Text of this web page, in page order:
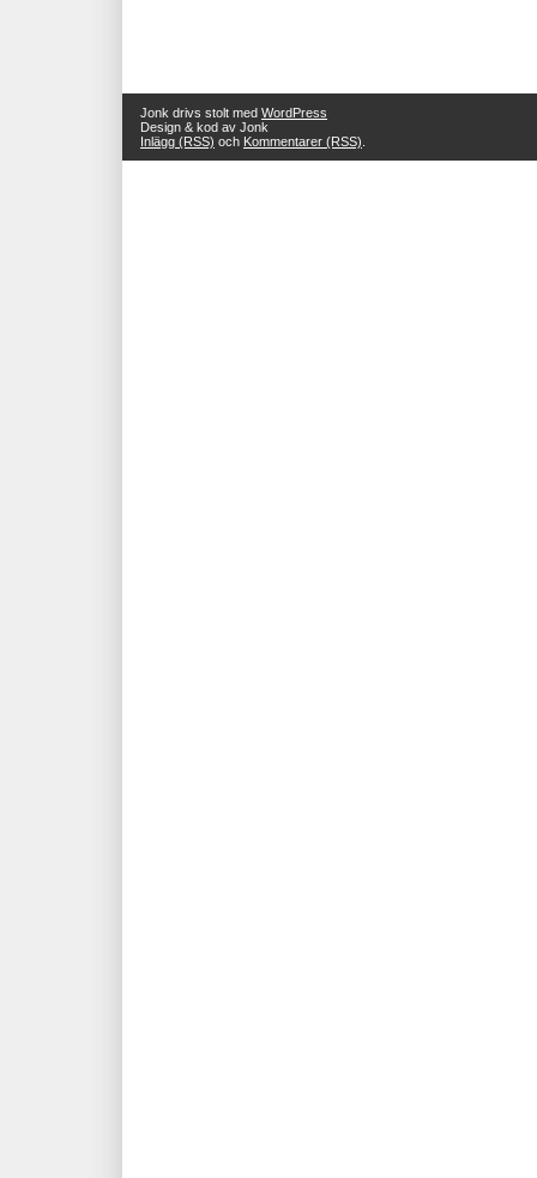
Jonk drivs stolt med WordPress
Design & kod av Jonk
Inlägg (RSS) och Kommentarer (RSS)